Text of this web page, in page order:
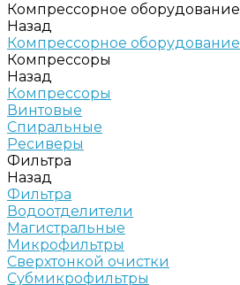
Компрессорное оборудование
Назад
Компрессорное оборудование
Компрессоры
Назад
Компрессоры
Винтовые
Спиральные
Ресиверы
Фильтра
Назад
Фильтра
Водоотделители
Магистральные
Микрофильтры
Сверхтонкой очистки
Субмикрофильтры